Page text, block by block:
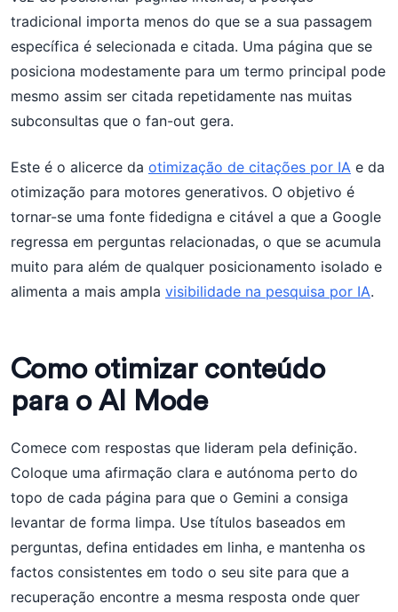
tradicional importa menos do que se a sua passagem
específica é selecionada e citada. Uma página que se
posiciona modestamente para um termo principal pode
mesmo assim ser citada repetidamente nas muitas
subconsultas que o fan-out gera.
Este é o alicerce da otimização de citações por IA e da
otimização para motores generativos. O objetivo é
tornar-se uma fonte fidedigna e citável a que a Google
regressa em perguntas relacionadas, o que se acumula
muito para além de qualquer posicionamento isolado e
alimenta a mais ampla visibilidade na pesquisa por IA.
Como otimizar conteúdo
para o AI Mode
Comece com respostas que lideram pela definição.
Coloque uma afirmação clara e autónoma perto do
topo de cada página para que o Gemini a consiga
levantar de forma limpa. Use títulos baseados em
perguntas, defina entidades em linha, e mantenha os
factos consistentes em todo o seu site para que a
recuperação encontre a mesma resposta onde quer